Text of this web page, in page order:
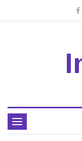
Toggle
navigation